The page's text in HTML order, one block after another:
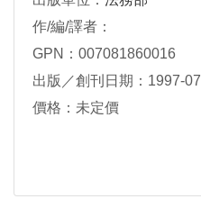
作/編/譯者：
GPN：007081860016
出版／創刊日期：1997-07
價格：未定價